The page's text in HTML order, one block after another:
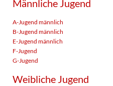
Männliche Jugend
A-Jugend männlich
B-Jugend männlich
E-Jugend männlich
F-Jugend
G-Jugend
Weibliche Jugend